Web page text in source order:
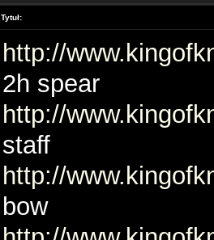
Tytuł:
http://
2h spear
http://
staff
http://
bow